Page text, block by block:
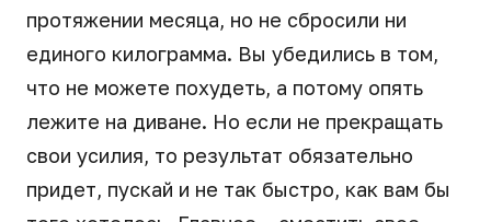
протяжении месяца, но не сбросили ни
единого килограмма. Вы убедились в том,
что не можете похудеть, а потому опять
лежите на диване. Но если не прекращать
свои усилия, то результат обязательно
придет, пускай и не так быстро, как вам бы